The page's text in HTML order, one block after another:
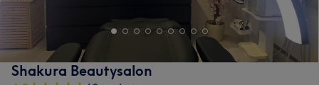
Shakura Beautysalon